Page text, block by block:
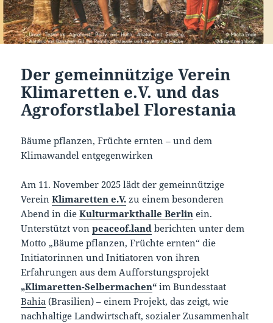
Der gemeinnützige Verein
Klimaretten e.V. und das
Agroforstlabel Florestania
Bäume pflanzen, Früchte ernten – und dem
Klimawandel entgegenwirken
Am 11. November 2025 lädt der gemeinnützige
VereinKlimaretten e.V. zu einem besonderen
Abend in dieKulturmarkthalle Berlin ein.
Unterstützt vonpeaceof.land berichten unter dem
Motto „Bäume pflanzen, Früchte ernten“ die
Initiatorinnen und Initiatoren von ihren
Erfahrungen aus dem Aufforstungsprojekt
„Klimaretten-Selbermachen“ im Bundesstaat
Bahia (Brasilien) – einem Projekt, das zeigt, wie
nachhaltige Landwirtschaft, sozialer Zusammenhalt